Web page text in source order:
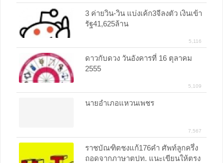
3 ค่ายวิน-วิน แบ่งเค้ก3จีลงตัว เงินเข้า
รัฐ41,625ล้าน
5,116
ดาวกับดวง วันอังคารที่ 16 ตุลาคม
2555
5,109
นายอำเภอแหวนเพชร
7,567
ราชบัณฑิตชงแก้176คำ ศัพท์ลูกครึ่ง
ถอดจากภาษาตปท. แนะเขียนให้ตรง